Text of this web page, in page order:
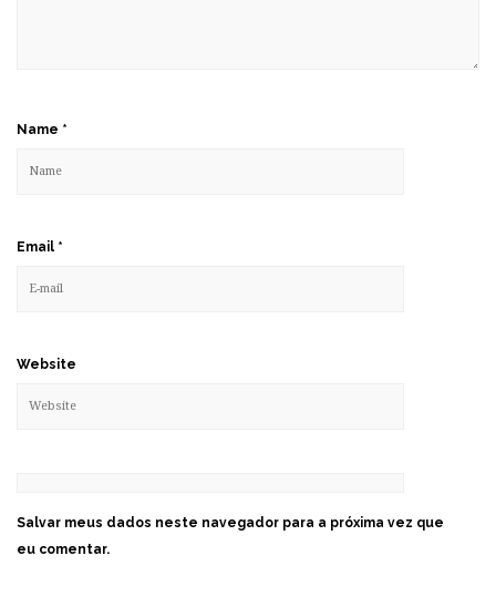
Name *
Email *
Website
Salvar meus dados neste navegador para a próxima vez que
eu comentar.